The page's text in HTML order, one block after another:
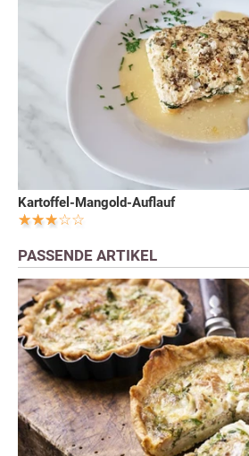
Kartoffel-Mangold-Auflauf
PASSENDE ARTIKEL